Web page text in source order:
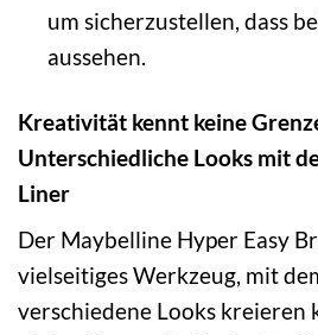
um sicherzustellen, dass
aussehen.
Kreativität kennt keine
Unterschiedliche Looks mit
Liner
Der Maybelline Hyper Easy
vielseitiges Werkzeug, mit
verschiedene Looks kreieren